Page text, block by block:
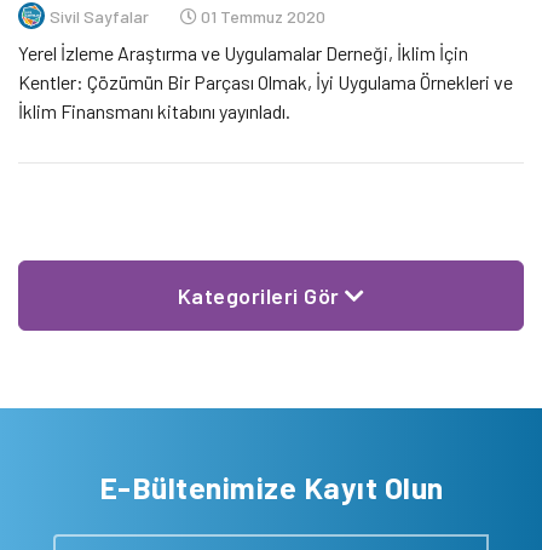
Sivil Sayfalar 01 Temmuz 2020
Yerel İzleme Araştırma ve Uygulamalar Derneği, İklim İçin
Kentler: Çözümün Bir Parçası Olmak, İyi Uygulama Örnekleri ve
İklim Finansmanı kitabını yayınladı.
Kategorileri Gör
E-Bültenimize Kayıt Olun